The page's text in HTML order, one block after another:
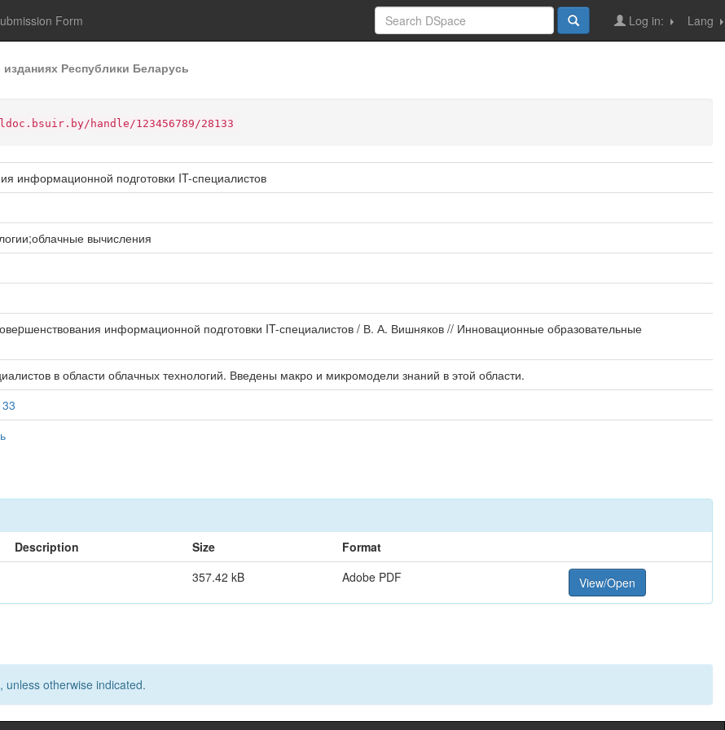
Form Lang
Log in:
Республики Беларусь
handle/123456789/28133
информационной подготовки IT-специалистов
вычисления
информационной подготовки IT-специалистов / В. А. Вишняков // Инновационные образовательные
в области облачных технологий. Введены макро и микромодели знаний в этой области.
Description Size
Format
357.42 kB Adobe PDF View/Open
otherwise indicated.